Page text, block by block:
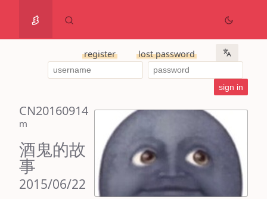
register lost password
CN20160914
m
酒鬼的故
事
2015/06/22